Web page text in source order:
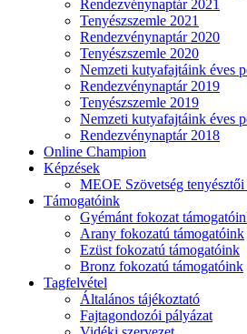
Rendezvénynaptár 2021
Tenyészszemle 2021
Rendezvénynaptár 2020
Tenyészszemle 2020
Nemzeti kutyafajtáink éves
Rendezvénynaptár 2019
Tenyészszemle 2019
Nemzeti kutyafajtáink éves
Rendezvénynaptár 2018
Online Champion
Képzések
MEOE Szövetség
Támogatóink
Gyémánt fokozat
Arany fokozatú támogatóink
Ezüst fokozatú támogatóink
Bronz fokozatú támogatóink
Tagfelvétel
Általános tájékoztató
Fajtagondozói pályázat